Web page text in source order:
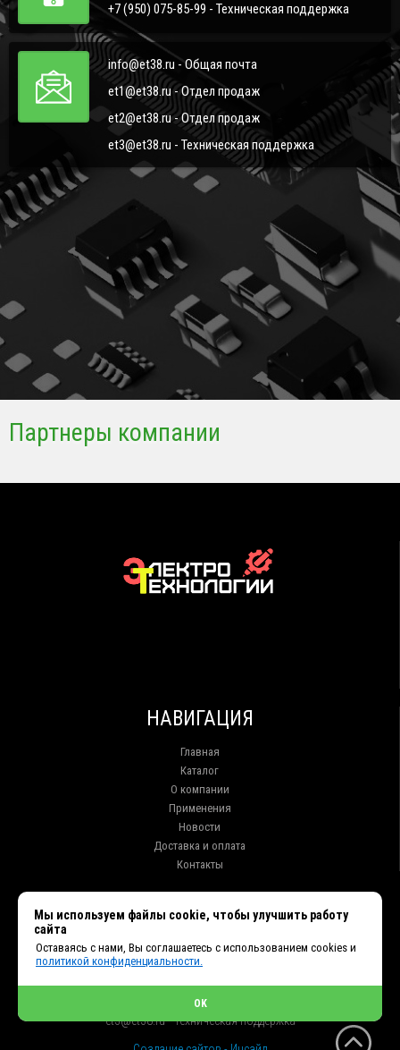
+7 (950) 075-85-99 - Техническая поддержка
info@et38.ru - Общая почта
et1@et38.ru - Отдел продаж
et2@et38.ru - Отдел продаж
et3@et38.ru - Техническая поддержка
Партнеры компании
НАВИГАЦИЯ
Главная
Каталог
О компании
Применения
Новости
Доставка и оплата
Контакты
+7 (914) 010-76-83, 8 (3952) 93-27-93 - Отдел продаж
+7 (950) 075-85-99 - Техническая поддержка
et2@et38.ru - Отдел продаж
et3@et38.ru - Техническая поддержка
Мы используем файлы cookie, чтобы улучшить работу
сайта
Оставаясь с нами, Вы соглашаетесь с использованием cookies и
политикой конфиденциальности.
OK